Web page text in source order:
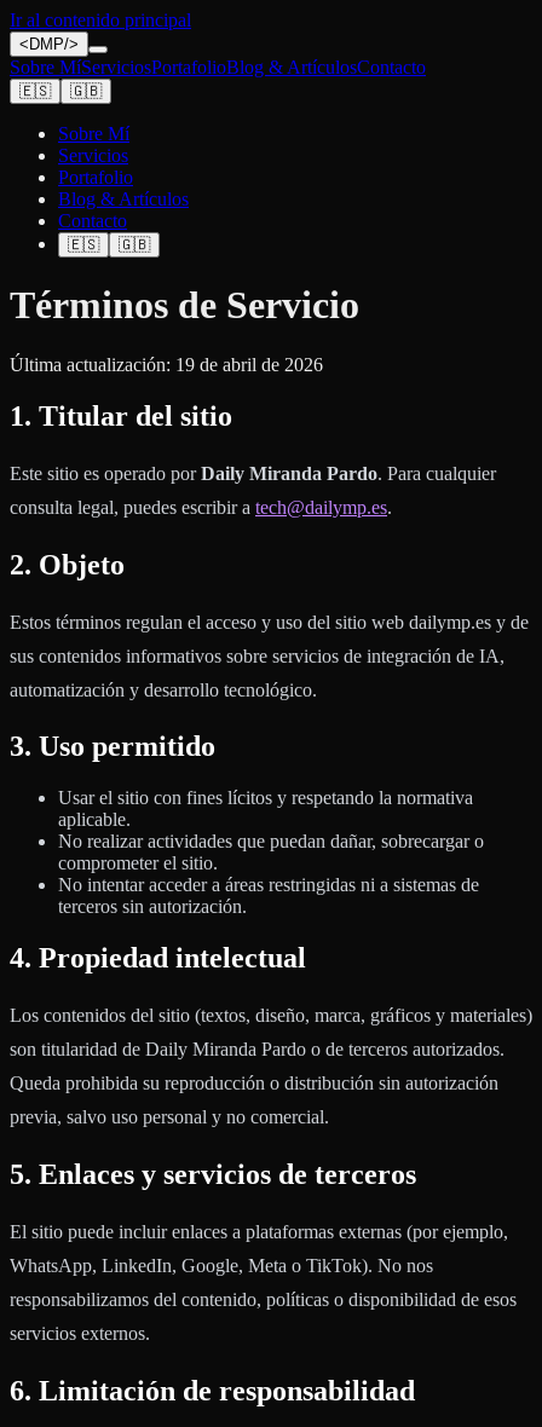
Ir al contenido principal
< DMP/>
Sobre MíServiciosPortafolioBlog & ArtículosContacto
🇪🇸 🇬🇧
Sobre Mí
Servicios
Portafolio
Blog & Artículos
Contacto
🇪🇸 🇬🇧
Términos de Servicio
Última actualización: 19 de abril de 2026
1. Titular del sitio
Este sitio es operado porDaily Miranda Pardo. Para cualquier
consulta legal, puedes escribir a tech@dailymp.es.
2. Objeto
Estos términos regulan el acceso y uso del sitio web dailymp.es y de
sus contenidos informativos sobre servicios de integración de IA,
automatización y desarrollo tecnológico.
3. Uso permitido
Usar el sitio con fines lícitos y respetando la normativa
aplicable.
No realizar actividades que puedan dañar, sobrecargar o
comprometer el sitio.
No intentar acceder a áreas restringidas ni a sistemas de
terceros sin autorización.
4. Propiedad intelectual
Los contenidos del sitio (textos, diseño, marca, gráficos y materiales)
son titularidad de Daily Miranda Pardo o de terceros autorizados.
Queda prohibida su reproducción o distribución sin autorización
previa, salvo uso personal y no comercial.
5. Enlaces y servicios de terceros
El sitio puede incluir enlaces a plataformas externas (por ejemplo,
WhatsApp, LinkedIn, Google, Meta o TikTok). No nos
responsabilizamos del contenido, políticas o disponibilidad de esos
servicios externos.
6. Limitación de responsabilidad